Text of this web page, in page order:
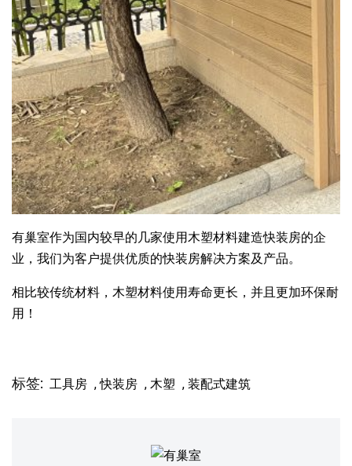
有巢室作为国内较早的几家使用木塑材料建造快装房的企
业，我们为客户提供优质的快装房解决方案及产品。
相比较传统材料，木塑材料使用寿命更长，并且更加环保耐
用！
标签: 工具房 ,快装房 , 木塑 , 装配式建筑